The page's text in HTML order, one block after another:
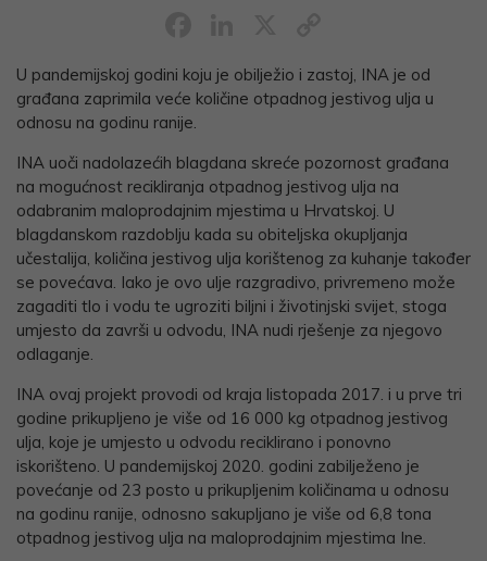
Link
U pandemijskoj godini koju je obilježio i zastoj, INA je od
građana zaprimila veće količine otpadnog jestivog ulja u
odnosu na godinu ranije.
INA uoči nadolazećih blagdana skreće pozornost građana
na mogućnost recikliranja otpadnog jestivog ulja na
odabranim maloprodajnim mjestima u Hrvatskoj. U
blagdanskom razdoblju kada su obiteljska okupljanja
učestalija, količina jestivog ulja korištenog za kuhanje također
se povećava. Iako je ovo ulje razgradivo, privremeno može
zagaditi tlo i vodu te ugroziti biljni i životinjski svijet, stoga
umjesto da završi u odvodu, INA nudi rješenje za njegovo
odlaganje.
INA ovaj projekt provodi od kraja listopada 2017. i u prve tri
godine prikupljeno je više od 16 000 kg otpadnog jestivog
ulja, koje je umjesto u odvodu reciklirano i ponovno
iskorišteno. U pandemijskoj 2020. godini zabilježeno je
povećanje od 23 posto u prikupljenim količinama u odnosu
na godinu ranije, odnosno sakupljano je više od 6,8 tona
otpadnog jestivog ulja na maloprodajnim mjestima Ine.